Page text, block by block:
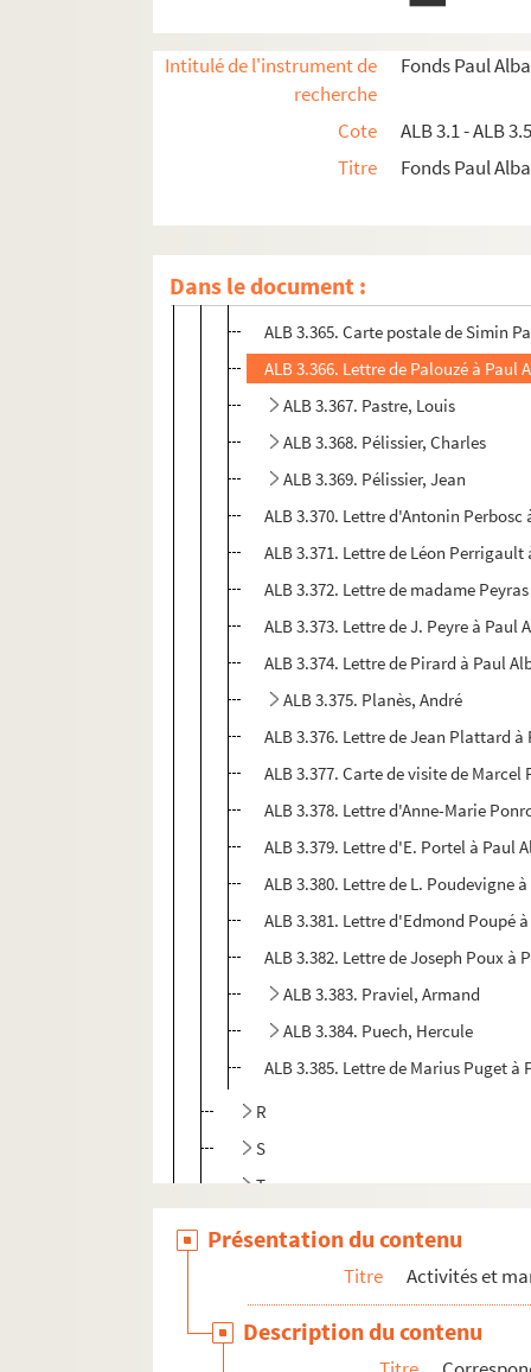
Intitulé de l'instrument de
recherche
Fonds Paul
Cote
ALB 3.1 - ALB
Titre
Fonds Paul
Dans le document :
G
J
P
ALB 3.364. Lettre de I. Pagès à Paul
ALB 3.365. Carte postale de Simin
ALB 3.366. Lettre de Palouzé à Paul
ALB 3.367. Pastre, Louis
ALB 3.368. Pélissier, Charles
ALB 3.369. Pélissier, Jean
ALB 3.370. Lettre d'Antonin Perbosc
ALB 3.371. Lettre de Léon
ALB 3.372. Lettre de madame
ALB 3.373. Lettre de J. Peyre à Paul
ALB 3.374. Lettre de Pirard à Paul
ALB 3.375. Planès, André
ALB 3.376. Lettre de Jean Plattard
ALB 3.377. Carte de visite de Marcel
ALB 3.378. Lettre d'Anne-Marie
ALB 3.379. Lettre d'E. Portel à Paul
ALB 3.380. Lettre de L. Poudevigne
ALB 3.381. Lettre d'Edmond Poupé
ALB 3.382. Lettre de Joseph Poux à
ALB 3.383. Praviel, Armand
ALB 3.384. Puech, Hercule
ALB 3.385. Lettre de Marius Puget à
R
S
T
ALB 3.471. Liste de félibres
Oeuvres adressées à Paul Albarel
Fêtes félibréennes
Présentation du contenu
Titre Activités et
Description du contenu